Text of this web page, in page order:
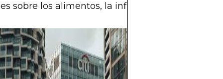
sobre los alimentos, la inflación y la